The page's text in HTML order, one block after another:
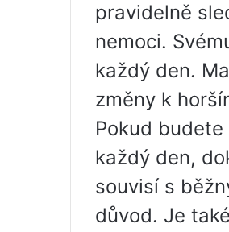
pravidelně
nemoci.
každý den.
změny k
Pokud
každý den,
souvisí s
důvod. Je